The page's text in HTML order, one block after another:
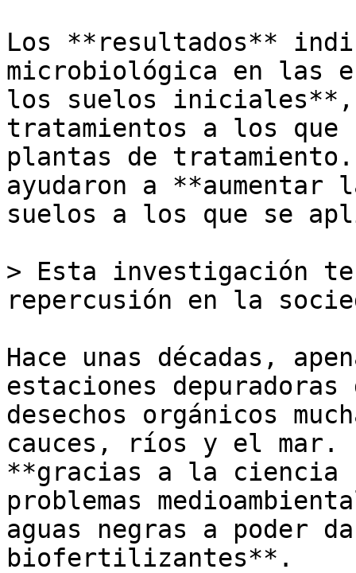
Los **resultados**
microbiológica en las
los suelos iniciales**,
tratamientos a los que
plantas de
ayudaron a
suelos a los que se
> Esta investigación
repercusión en la
Hace unas décadas,
estaciones
desechos orgánicos
cauces, ríos y el mar.
**gracias a la ciencia
problemas
aguas negras a poder
biofertilizantes**.